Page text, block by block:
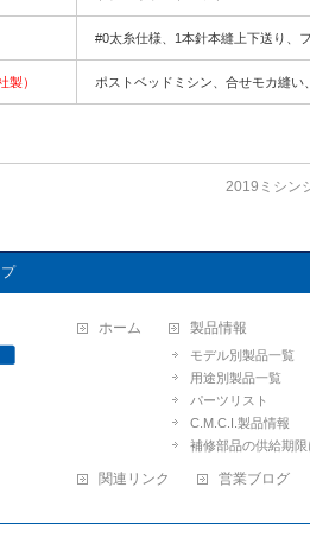
#0太糸仕様、1本針本縫上下送り、
製） ポストベッドミシン、合せモカ縫い
2019ミシン
ホーム 製品情報
モデル別製品一覧
用途別製品一覧
パーツリスト
C.M.C.I.製品情報
補修部品の供給期
関連リンク 営業ブログ